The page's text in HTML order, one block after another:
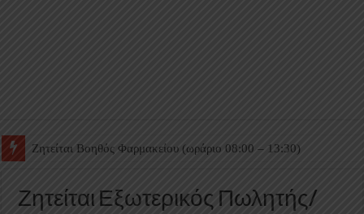
Ζητείται Βοηθός Θαλάμου
Ζητείται Εξωτερικός Πωλητής/